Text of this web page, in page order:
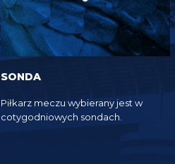
SONDA
Piłkarz meczu wybierany jest w
cotygodniowych sondach.